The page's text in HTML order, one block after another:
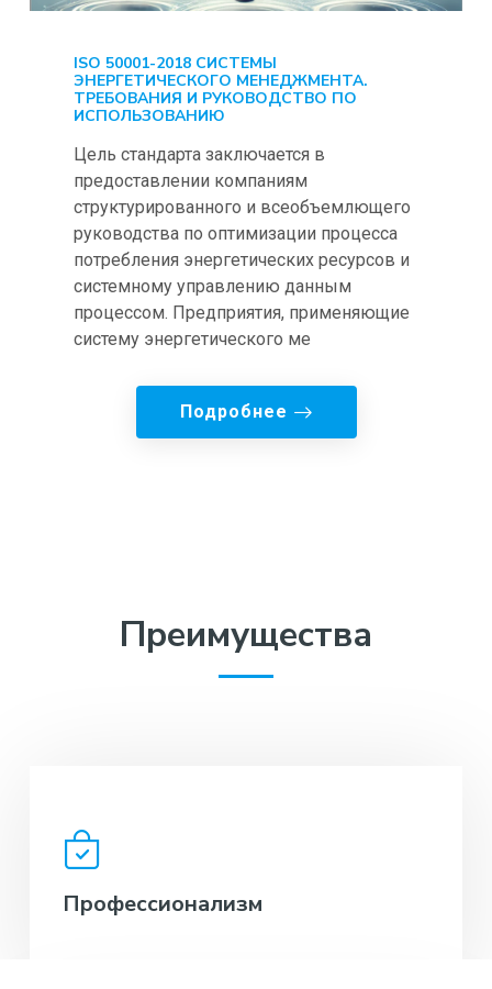
ISO 50001-2018 СИСТЕМЫ
ЭНЕРГЕТИЧЕСКОГО МЕНЕДЖМЕНТА.
ТРЕБОВАНИЯ И РУКОВОДСТВО ПО
ИСПОЛЬЗОВАНИЮ
Цель стандарта заключается в
предоставлении компаниям
структурированного и всеобъемлющего
руководства по оптимизации процесса
потребления энергетических ресурсов и
системному управлению данным
процессом. Предприятия, применяющие
систему энергетического ме
Подробнее
Преимущества
Профессионализм